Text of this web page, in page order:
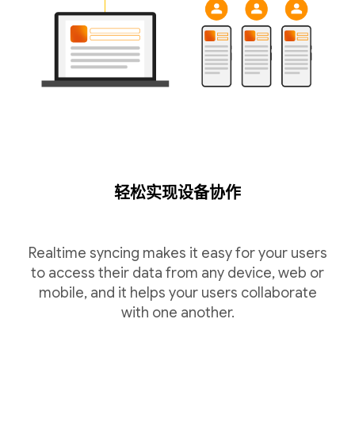
轻松实现设备协作
Realtime syncing makes it easy for your users
to access their data from any device, web or
mobile, and it helps your users collaborate
with one another.